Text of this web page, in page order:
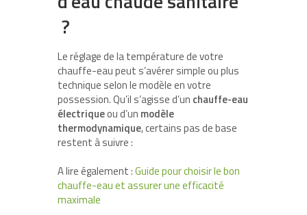
?
Le réglage de la température de votre
chauffe-eau peut s’avérer simple ou plus
technique selon le modèle en votre
possession. Qu’il s’agisse d’un chauffe-eau
électriqueou d’un modèle
thermodynamique, certains pas de base
restent à suivre :
A lire également :Guide pour choisir le bon
chauffe-eau et assurer une efficacité
maximale